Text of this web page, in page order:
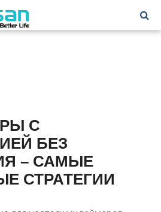
С
БЕЗ
– САМЫЕ
СТРАТЕГИИ